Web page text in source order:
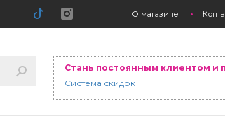
О магазине
Стань постоянным клиентом и
Система скидок